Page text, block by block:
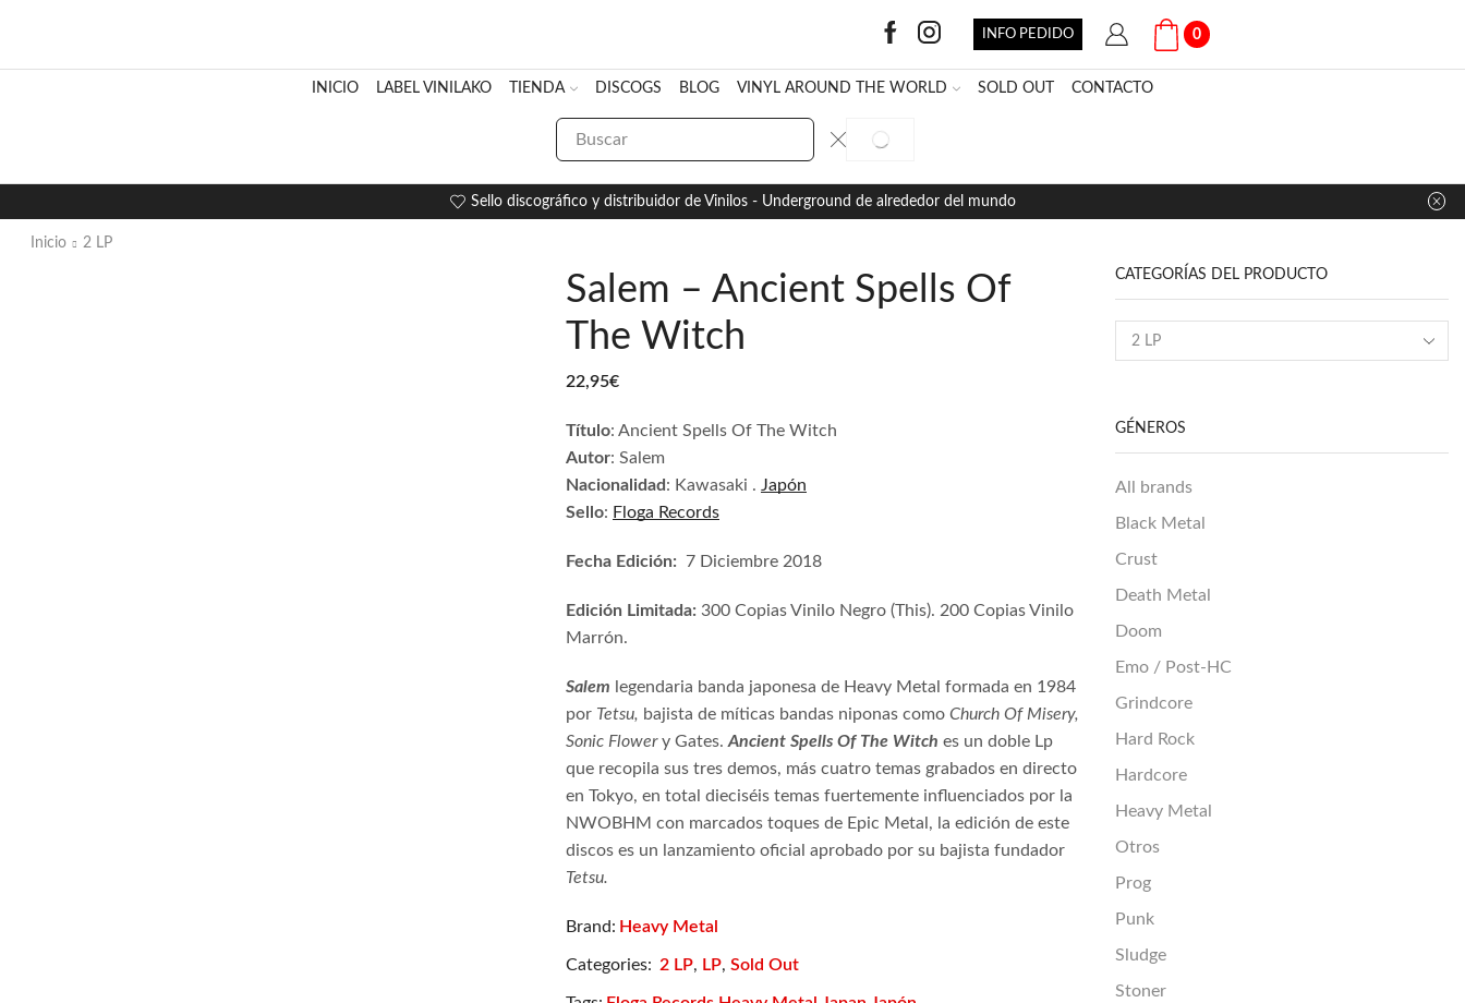
INFO PEDIDO 0
INICIO LABEL VINILAKO TIENDA DISCOGS BLOG VINYL AROUND THE WORLD SOLD OUT CONTACTO
SEARCH
INPUT
SEARCH
Sello discográfico y distribuidor de Vinilos - Underground de alrededor del mundo
Inicio 2 LP
Salem – Ancient Spells Of
The Witch
22,95€
Título: Ancient Spells Of The Witch
Autor: Salem
Nacionalidad : Kawasaki . Japón
Sello: Floga Records
Fecha Edición: 7 Diciembre 2018
Edición Limitada: 300 Copias Vinilo Negro (This). 200 Copias Vinilo
Marrón.
Salem legendaria banda japonesa de Heavy Metal formada en 1984
por Tetsu, bajista de míticas bandas niponas como Church Of Misery,
Sonic Flowery Gates. Ancient Spells Of The Witch es un doble Lp
que recopila sus tres demos, más cuatro temas grabados en directo
en Tokyo, en total dieciséis temas fuertemente influenciados por la
NWOBHM con marcados toques de Epic Metal, la edición de este
discos es un lanzamiento oficial aprobado por su bajista fundador
Tetsu.
Brand: Heavy Metal
Categories: 2 LP, LP, Sold Out
CATEGORÍAS DEL PRODUCTO
GÉNEROS
All brands
Black Metal
Crust
Death Metal
Doom
Emo / Post-HC
Grindcore
Hard Rock
Hardcore
Heavy Metal
Otros
Prog
Punk
Sludge
Stoner